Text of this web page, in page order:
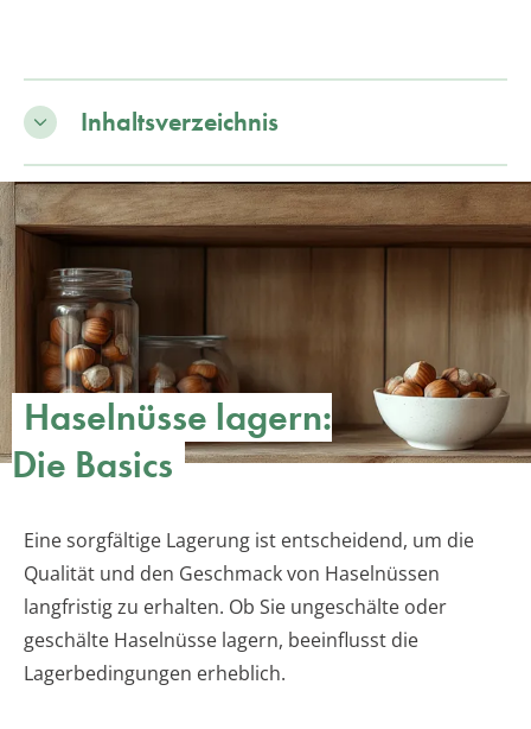
Inhaltsverzeichnis
Haselnüsse lagern:
Die Basics
Eine sorgfältige Lagerung ist entscheidend, um die
Qualität und den Geschmack von Haselnüssen
langfristig zu erhalten. Ob Sie ungeschälte oder
geschälte Haselnüsse lagern, beeinflusst die
Lagerbedingungen erheblich.